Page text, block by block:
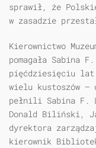
sprawił, że
w zasadzie
Kierownictwo
pomagała Sabina
pięćdziesięciu lat
wielu kustoszów
pełnili Sabina F.
Donald Biliński,
dyrektora
kierownik